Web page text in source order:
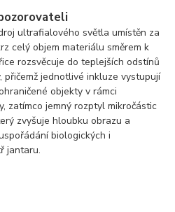
ultrafialového světla umístěn za
celý objem materiálu směrem k
rozsvěcuje do teplejších odstínů
jednotlivé inkluze vystupují
objekty v rámci
zatímco jemný rozptyl mikročástic
zvyšuje hloubku obrazu a
biologických i
jantaru.